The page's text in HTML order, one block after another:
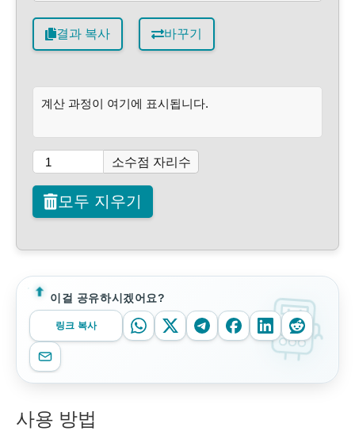
결과 복사 바꾸기
계산 과정이 여기에 표시됩니다.
소수점 자리수
모두 지우기
이걸 공유하시겠어요?
링크 복사
사용 방법